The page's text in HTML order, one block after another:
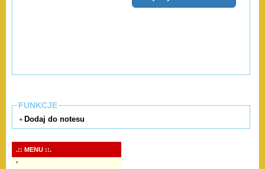
FUNKCJE
+ Dodaj do notesu
.:: MENU ::.